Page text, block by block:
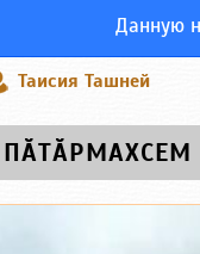
Данную
Таисия Ташней
ПӐТӐРМАХСЕМ